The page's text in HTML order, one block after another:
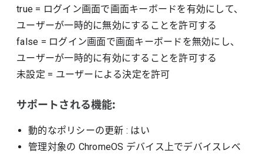
true = ログイン画面で画面キーボードを有効にして、
ユーザーが一時的に無効にすることを許可する
false = ログイン画面で画面キーボードを無効にし、
ユーザーが一時的に有効にすることを許可する
未設定 = ユーザーによる決定を許可
サポートされる機能:
動的なポリシーの更新 : はい
管理対象の ChromeOS デバイス上でデバイスレベ